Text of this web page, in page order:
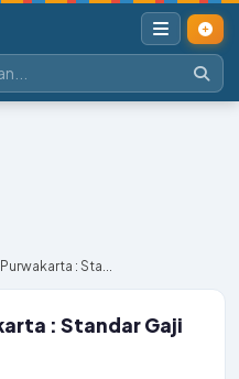
: Sta...
: Standar Gaji